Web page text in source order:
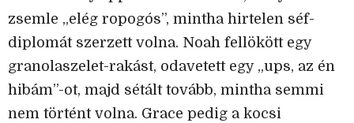
zsemle „elég ropogós”, mintha hirtelen séf-
diplomát szerzett volna. Noah fellökött egy
granolaszelet-rakást, odavetett egy „ups, az én
hibám”-ot, majd sétált tovább, mintha semmi
nem történt volna. Grace pedig a kocsi